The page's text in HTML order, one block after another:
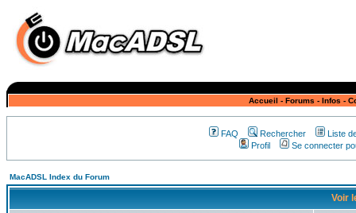
Accueil - Forums - Infos -
FAQ Rechercher
Liste
Profil
Se connecter
MacADSL Index du Forum
Voir